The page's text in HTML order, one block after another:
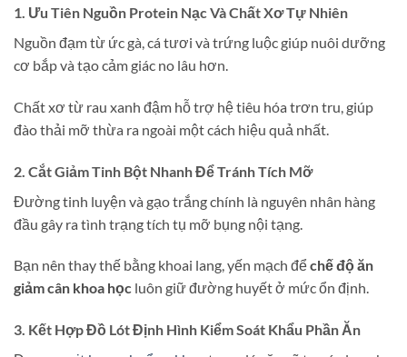
1. Ưu Tiên Nguồn Protein Nạc Và Chất Xơ Tự Nhiên
Nguồn đạm từ ức gà, cá tươi và trứng luộc giúp nuôi dưỡng
cơ bắp và tạo cảm giác no lâu hơn.
Chất xơ từ rau xanh đậm hỗ trợ hệ tiêu hóa trơn tru, giúp
đào thải mỡ thừa ra ngoài một cách hiệu quả nhất.
2. Cắt Giảm Tinh Bột Nhanh Để Tránh Tích Mỡ
Đường tinh luyện và gạo trắng chính là nguyên nhân hàng
đầu gây ra tình trạng tích tụ mỡ bụng nội tạng.
Bạn nên thay thế bằng khoai lang, yến mạch đểchế độ ăn
giảm cân khoa học luôn giữ đường huyết ở mức ổn định.
3. Kết Hợp Đồ Lót Định Hình Kiểm Soát Khẩu Phần Ăn